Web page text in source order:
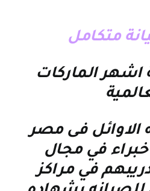
متكامل
اشهر الماركات
الاوائل فى مصر
في مجال
في مراكز